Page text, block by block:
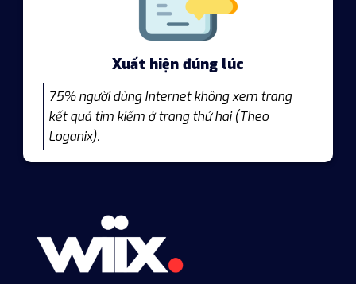
Xuất hiện đúng lúc
75% người dùng Internet không xem trang
kết quả tìm kiếm ở trang thứ hai (Theo
Loganix).